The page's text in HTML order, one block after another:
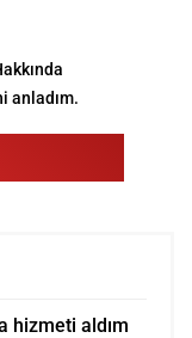
anladım.
hizmeti aldım